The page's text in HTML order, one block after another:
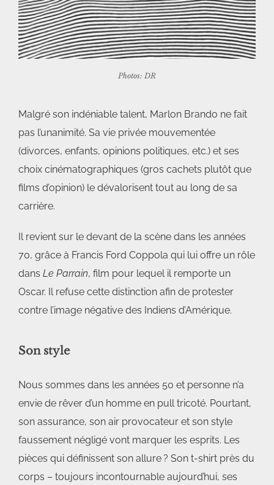
Photos: DR
Malgré son indéniable talent, Marlon Brando ne fait
pas l’unanimité. Sa vie privée mouvementée
(divorces, enfants, opinions politiques, etc.) et ses
choix cinématographiques (gros cachets plutôt que
films d’opinion) le dévalorisent tout au long de sa
carrière.
Il revient sur le devant de la scène dans les années
70, grâce à Francis Ford Coppola qui lui offre un rôle
dans Le Parrain, film pour lequel il remporte un
Oscar. Il refuse cette distinction afin de protester
contre l’image négative des Indiens d’Amérique.
Son style
Nous sommes dans les années 50 et personne n’a
envie de rêver d’un homme en pull tricoté. Pourtant,
son assurance, son air provocateur et son style
faussement négligé vont marquer les esprits. Les
pièces qui définissent son allure ? Son t-shirt près du
corps – toujours incontournable aujourd’hui, ses